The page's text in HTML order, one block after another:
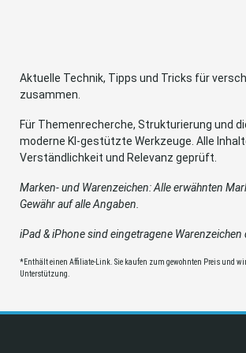
Aktuelle Technik, Tipps und Tricks für
zusammen.
Für Themenrecherche, Strukturierung und
moderne KI-gestützte Werkzeuge. Alle
Verständlichkeit und Relevanz geprüft.
Marken- und Warenzeichen: Alle erwähnten
Gewähr auf alle Angaben.
iPad & iPhone sind eingetragene
*Enthält einen Affiliate-Link. Sie kaufen zum gewohnten Preis und
Unterstützung.